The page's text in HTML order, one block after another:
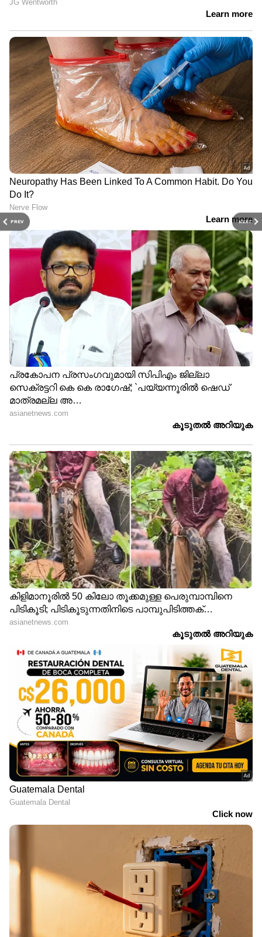
PREV NEXT